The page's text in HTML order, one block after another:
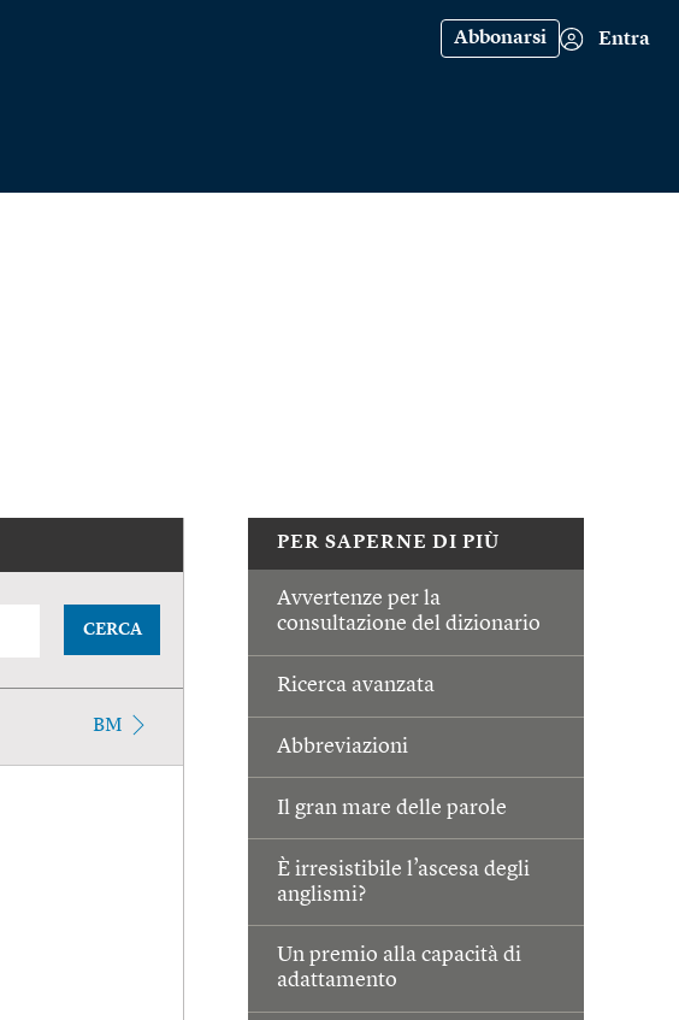
Abbonarsi Entra
PER SAPERNE DI PIÙ
Avvertenze per la
consultazione del dizionario
Ricerca avanzata
Abbreviazioni
Il gran mare delle parole
È irresistibile l’ascesa degli
anglismi?
Un premio alla capacità di
adattamento
CERCA
BM